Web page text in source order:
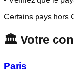
Certains pays hors
🏛️ Votre
Paris